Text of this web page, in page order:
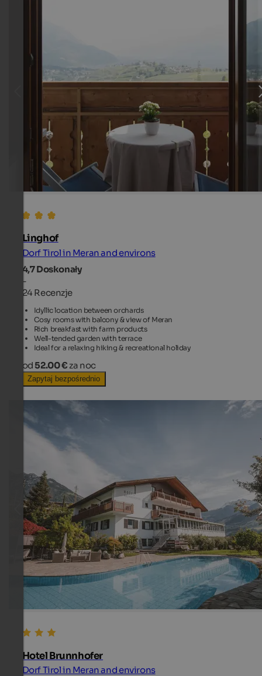
Linghof
Dorf Tirol in Meran and environs
4,7Doskonały
-
24 Recenzje
Idyllic location between orchards
Cosy rooms with balcony & view of Meran
Rich breakfast with farm products
Well-tended garden with terrace
Ideal for a relaxing hiking & recreational holiday
od 52.00 € za noc
Zapytaj bezpośrednio
Hotel Brunnhofer
Dorf Tirol in Meran and environs